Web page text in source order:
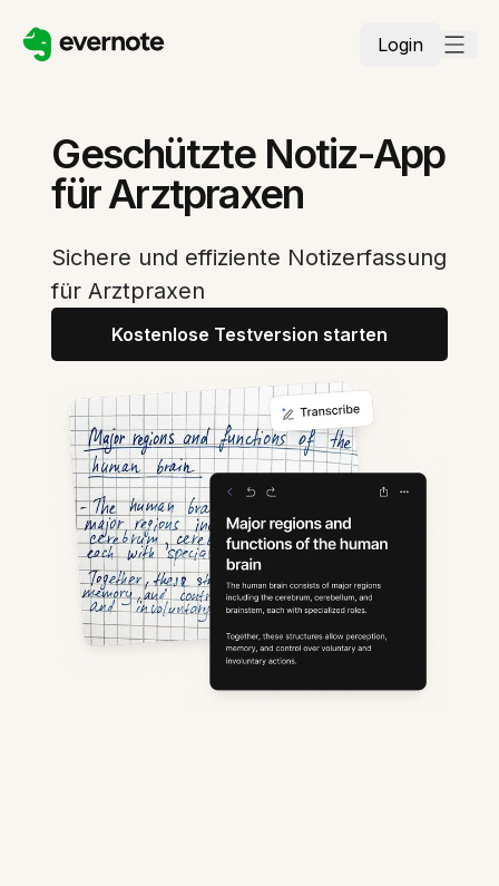
Login
Geschützte Notiz-App
für Arztpraxen
Sichere und effiziente Notizerfassung
für Arztpraxen
Kostenlose Testversion starten